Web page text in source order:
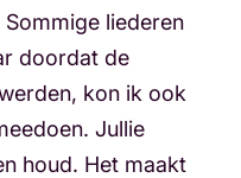
liederen
doordat de
kon ik ook
Jullie
houd. Het maakt